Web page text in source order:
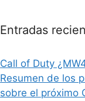
Entradas
Call of Duty
Resumen de los
sobre el próximo